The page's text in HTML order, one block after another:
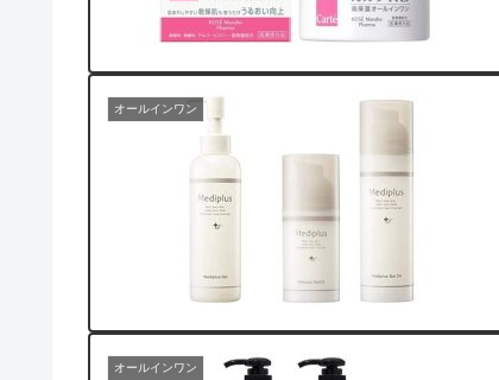
オールインワン
オールインワン